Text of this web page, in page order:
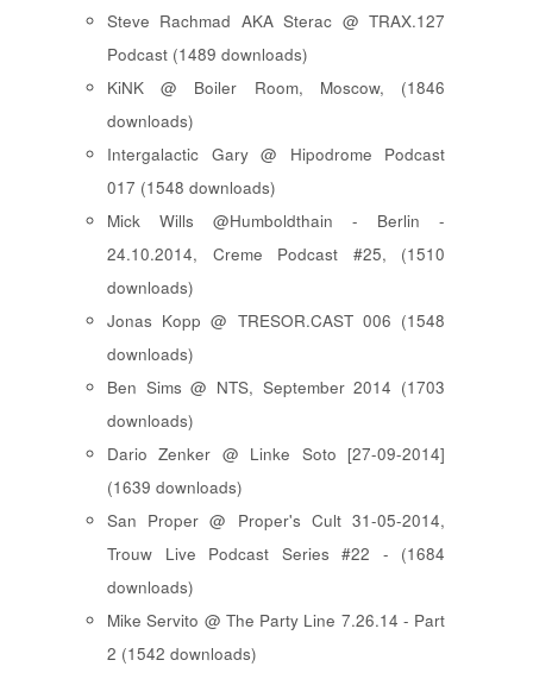
Steve Rachmad AKA Sterac @ TRAX.127
Podcast (1489 downloads)
KiNK @ Boiler Room, Moscow, (1846
downloads)
Intergalactic Gary @ Hipodrome Podcast
017 (1548 downloads)
Mick Wills @Humboldthain - Berlin -
24.10.2014, Creme Podcast #25, (1510
downloads)
Jonas Kopp @ TRESOR.CAST 006 (1548
downloads)
Ben Sims @ NTS, September 2014 (1703
downloads)
Dario Zenker @ Linke Soto [27-09-2014]
(1639 downloads)
San Proper @ Proper's Cult 31-05-2014,
Trouw Live Podcast Series #22 - (1684
downloads)
Mike Servito @ The Party Line 7.26.14 - Part
2 (1542 downloads)